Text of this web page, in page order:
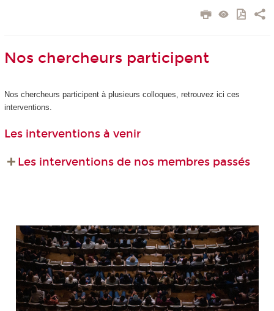
Nos chercheurs participent
Nos chercheurs participent à plusieurs colloques, retrouvez ici ces
interventions.
Les interventions à venir
Les interventions de nos membres passés